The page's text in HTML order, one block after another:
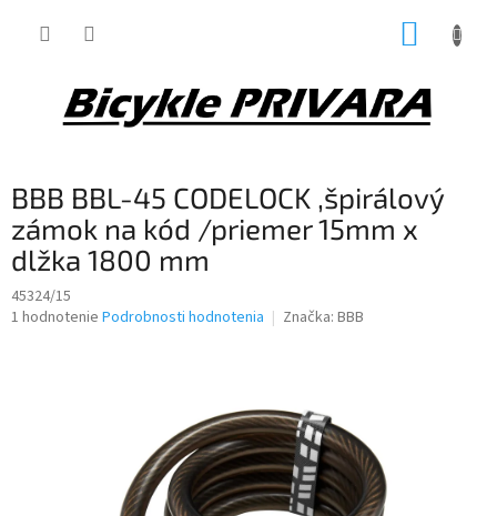
BBB BBL-45 CODELOCK ,špirálový
zámok na kód /priemer 15mm x
dlžka 1800 mm
45324/15
Priemerné
1 hodnotenie Podrobnosti hodnotenia Značka: BBB